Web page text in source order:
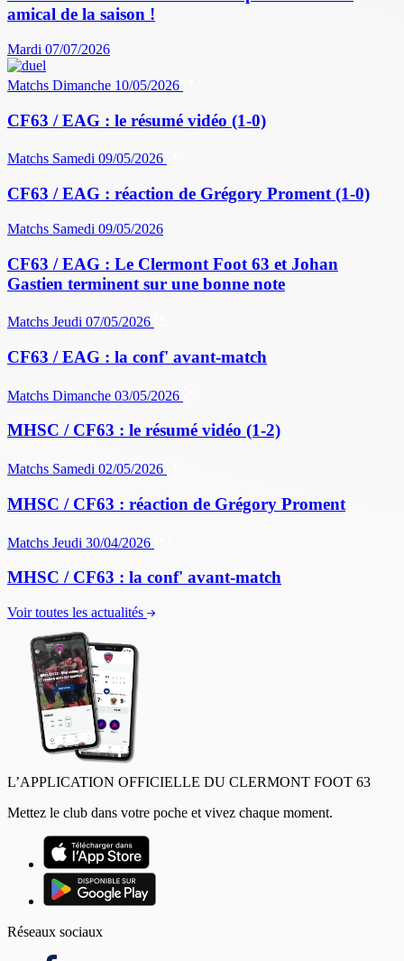
amical de la saison !
Mardi 07/07/2026
Matchs Dimanche 10/05/2026
CF63 / EAG : le résumé vidéo (1-0)
Matchs Samedi 09/05/2026
CF63 / EAG : réaction de Grégory Proment (1-0)
Matchs Samedi 09/05/2026
CF63 / EAG : Le Clermont Foot 63 et Johan
Gastien terminent sur une bonne note
Matchs Jeudi 07/05/2026
CF63 / EAG : la conf' avant-match
Matchs Dimanche 03/05/2026
MHSC / CF63 : le résumé vidéo (1-2)
Matchs Samedi 02/05/2026
MHSC / CF63 : réaction de Grégory Proment
Matchs Jeudi 30/04/2026
MHSC / CF63 : la conf' avant-match
Voir toutes les actualités
L’APPLICATION OFFICIELLE DU CLERMONT FOOT 63
Mettez le club dans votre poche et vivez chaque moment.
Réseaux sociaux